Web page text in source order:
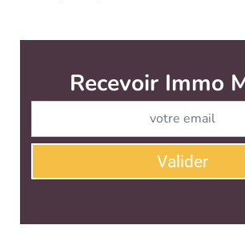
Immo Matin est édité
QUI SOMMES-NOUS ?